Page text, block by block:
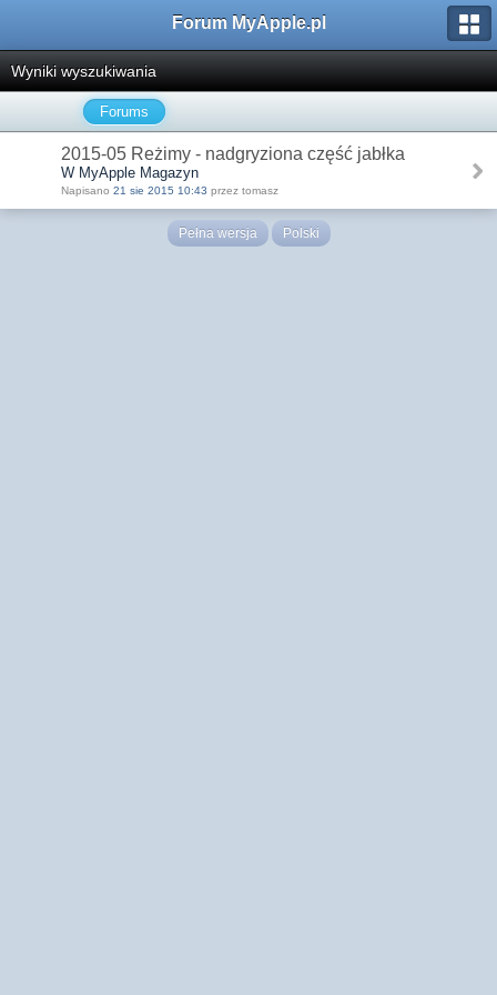
Forum MyApple.pl
Wyniki wyszukiwania
Forums
2015-05 Reżimy - nadgryziona część jabłka
W MyApple Magazyn
Napisano 21 sie 2015 10:43 przez tomasz
Pełna wersja Polski